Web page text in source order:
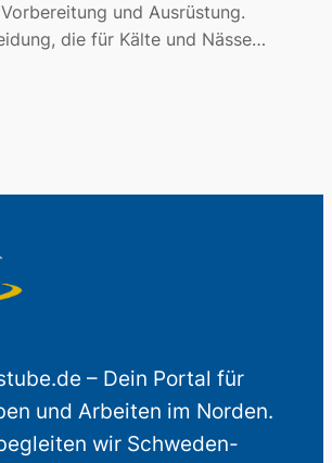
und Ausrüstung.
die für Kälte und Nässe…
– Dein Portal für
und Arbeiten im Norden.
wir Schweden-